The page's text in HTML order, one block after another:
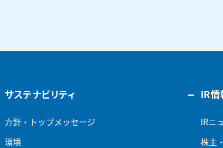
サステナビリティ
方針・トップメッセージ
環境
IR情
IRニ
株主